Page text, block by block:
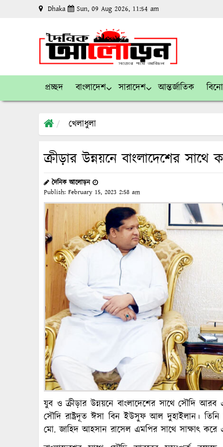
Dhaka Sun, 09 Aug 2026, 11:54 am
প্রচ্ছদ বাংলাদেশ সারাদেশ আন্তর্জাতিক
খেলাধুলা
ক্রীড়ার উন্নয়নে বাংলাদেশের
দৈনিক আলোড়ন
Publish: February 15, 2023 2:58 am
যুব ও ক্রীড়ার উন্নয়নে বাংলাদেশের সাথে সৌদি
সৌদি রাষ্ট্রদূত ঈসা বিন ইউসুফ আল দুহাইলান। তিনি
মো. জাহিদ আহসান রাসেল এমপির সাথে সাক্ষাৎ